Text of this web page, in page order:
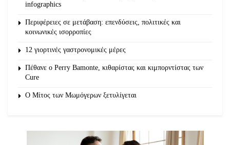
infographics
Περιφέρειες σε μετάβαση: επενδύσεις, πολιτικές και
κοινωνικές ισορροπίες
12 γιορτινές γαστρονομικές μέρες
Πέθανε ο Perry Bamonte, κιθαρίστας και κιμπορντίστας των
Cure
O Μίτος των Μωμόγερων ξετυλίγεται